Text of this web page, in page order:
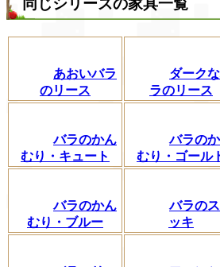
同じシリーズの家具一覧
あおいバラ
のリース
ダーク
ラのリース
バラのかん
むり・キュート
バラの
むり・ゴール
バラのかん
むり・ブルー
バラの
ッキ